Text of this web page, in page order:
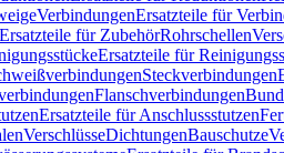
VerbindungenErsatzteile für
Ersatzteile für ZubehörRohrschellen
Ersatzteile für
Steckverbindungen
Flanschverbindungen
Ersatzteile für Anschlussstutzen
VerschlüsseDichtungenBauschutze